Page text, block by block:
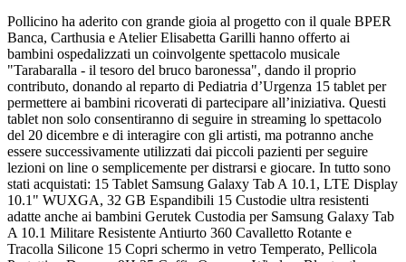
Pollicino ha aderito con grande gioia al progetto con il quale BPER
Banca, Carthusia e Atelier Elisabetta Garilli hanno offerto ai
bambini ospedalizzati un coinvolgente spettacolo musicale
"Tarabaralla - il tesoro del bruco baronessa", dando il proprio
contributo, donando al reparto di Pediatria d’Urgenza 15 tablet per
permettere ai bambini ricoverati di partecipare all’iniziativa. Questi
tablet non solo consentiranno di seguire in streaming lo spettacolo
del 20 dicembre e di interagire con gli artisti, ma potranno anche
essere successivamente utilizzati dai piccoli pazienti per seguire
lezioni on line o semplicemente per distrarsi e giocare. In tutto sono
stati acquistati: 15 Tablet Samsung Galaxy Tab A 10.1, LTE Display
10.1" WUXGA, 32 GB Espandibili 15 Custodie ultra resistenti
adatte anche ai bambini Gerutek Custodia per Samsung Galaxy Tab
A 10.1 Militare Resistente Antiurto 360 Cavalletto Rotante e
Tracolla Silicone 15 Copri schermo in vetro Temperato, Pellicola